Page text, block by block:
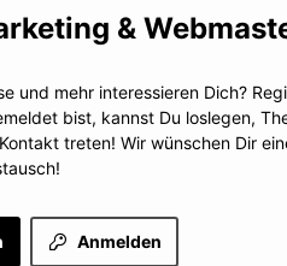
&
und mehr interessieren Dich?
bist, kannst Du loslegen,
treten! Wir wünschen Dir
Anmelden